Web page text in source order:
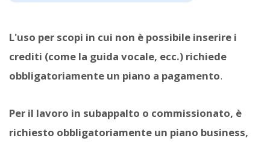
L'uso per scopi in cui non è possibile inserire i
crediti (come la guida vocale, ecc.) richiede
obbligatoriamente un piano a pagamento.
Per il lavoro in subappalto o commissionato, è
richiesto obbligatoriamente un piano business,